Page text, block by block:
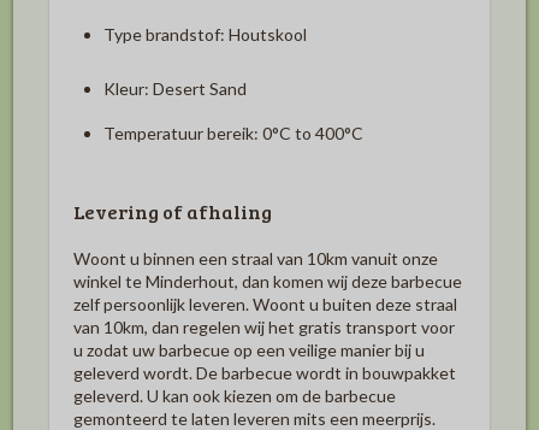
Type brandstof: Houtskool
Kleur: Desert Sand
Temperatuur bereik: 0°C to 400°C
Levering of afhaling
Woont u binnen een straal van 10km vanuit onze
winkel te Minderhout, dan komen wij deze barbecue
zelf persoonlijk leveren. Woont u buiten deze straal
van 10km, dan regelen wij het gratis transport voor
u zodat uw barbecue op een veilige manier bij u
geleverd wordt. De barbecue wordt in bouwpakket
geleverd. U kan ook kiezen om de barbecue
gemonteerd te laten leveren mits een meerprijs.